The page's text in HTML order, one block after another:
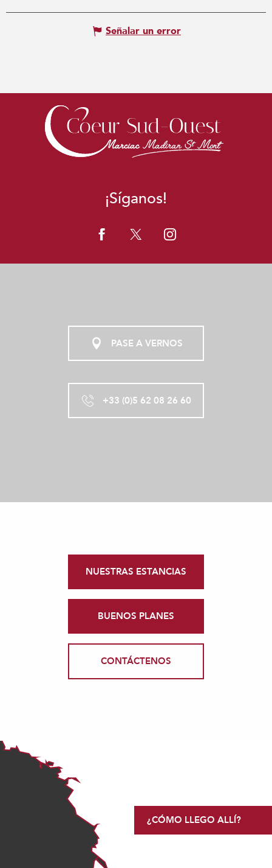
Señalar un error
¡Síganos!
PASE A VERNOS
+33 (0)5 62 08 26 60
NUESTRAS ESTANCIAS
BUENOS PLANES
CONTÁCTENOS
¿CÓMO LLEGO ALLÍ?